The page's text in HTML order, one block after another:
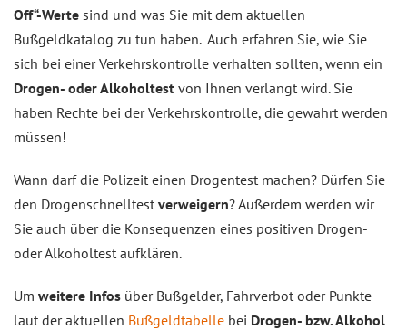
Off“-Werte sind und was Sie mit dem aktuellen
Bußgeldkatalog zu tun haben. Auch erfahren Sie, wie Sie
sich bei einer Verkehrskontrolle verhalten sollten, wenn ein
Drogen- oder Alkoholtest von Ihnen verlangt wird. Sie
haben Rechte bei der Verkehrskontrolle, die gewahrt werden
müssen!
Wann darf die Polizeit einen Drogentest machen? Dürfen Sie
den Drogenschnelltest verweigern? Außerdem werden wir
Sie auch über die Konsequenzen eines positiven Drogen-
oder Alkoholtest aufklären.
Um weitere Infos über Bußgelder, Fahrverbot oder Punkte
laut der aktuellen Bußgeldtabelle bei Drogen- bzw. Alkohol